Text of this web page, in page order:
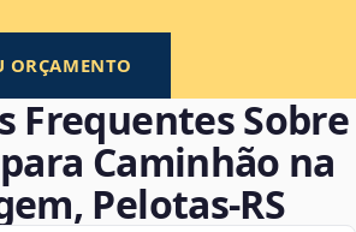
ORÇAMENTO
Frequentes Sobre
Caminhão na
Pelotas‑RS